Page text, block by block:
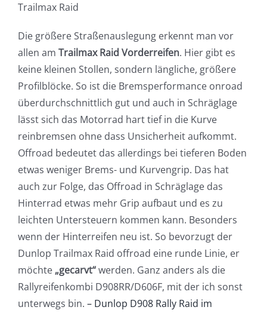
Trailmax Raid
Die größere Straßenauslegung erkennt man vor
allen am Trailmax Raid Vorderreifen. Hier gibt es
keine kleinen Stollen, sondern längliche, größere
Profilblöcke. So ist die Bremsperformance onroad
überdurchschnittlich gut und auch in Schräglage
lässt sich das Motorrad hart tief in die Kurve
reinbremsen ohne dass Unsicherheit aufkommt.
Offroad bedeutet das allerdings bei tieferen Boden
etwas weniger Brems- und Kurvengrip. Das hat
auch zur Folge, das Offroad in Schräglage das
Hinterrad etwas mehr Grip aufbaut und es zu
leichten Untersteuern kommen kann. Besonders
wenn der Hinterreifen neu ist. So bevorzugt der
Dunlop Trailmax Raid offroad eine runde Linie, er
möchte „gecarvt“werden. Ganz anders als die
Rallyreifenkombi D908RR/D606F, mit der ich sonst
unterwegs bin. – Dunlop D908 Rally Raid im